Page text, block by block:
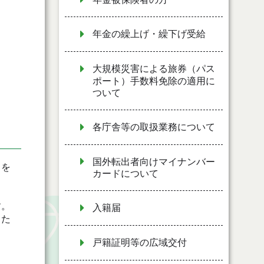
年金の繰上げ・繰下げ受給
大規模災害による旅券（パス
ポート）手数料免除の適用に
ついて
各庁舎等の取扱業務について
国外転出者向けマイナンバー
カードについて
入籍届
戸籍証明等の広域交付